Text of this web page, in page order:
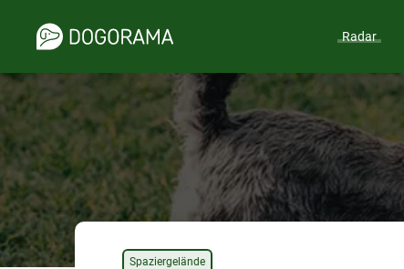
Radar
Spaziergelände